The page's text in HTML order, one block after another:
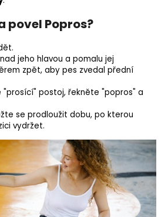
povel Popros?
nad jeho hlavou a pomalu jej
zpět, aby pes zvedal přední
"prosící" postoj, řekněte "popros" a
se prodloužit dobu, po kterou
vydržet.